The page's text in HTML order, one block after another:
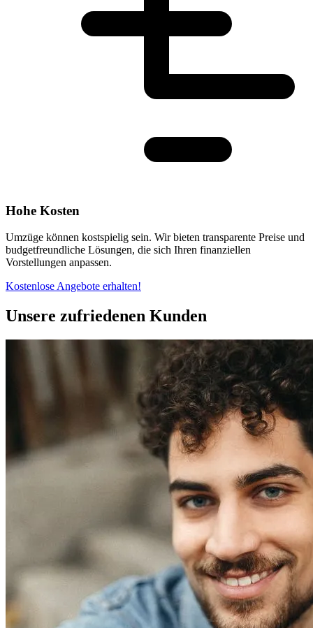
Hohe Kosten
Umzüge können kostspielig sein. Wir bieten transparente Preise und
budgetfreundliche Lösungen, die sich Ihren finanziellen
Vorstellungen anpassen.
Kostenlose Angebote erhalten!
Unsere zufriedenen Kunden